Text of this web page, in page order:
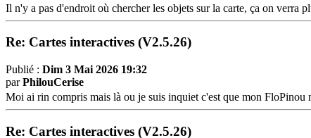
Il n'y a pas d'endroit où chercher les objets sur la carte, ça on verra
Re: Cartes interactives (V2.5.26)
Publié : Dim 3 Mai 2026 19:32
parPhilouCerise
Moi ai rin compris mais là ou je suis inquiet c'est que mon FloPinou
Re: Cartes interactives (V2.5.26)